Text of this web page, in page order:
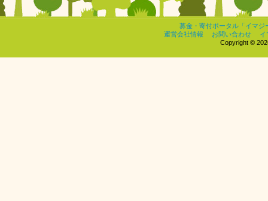
募金・寄付ポータル「イマジ
運営会社情報
お問い合わせ
イ
Copyright ©